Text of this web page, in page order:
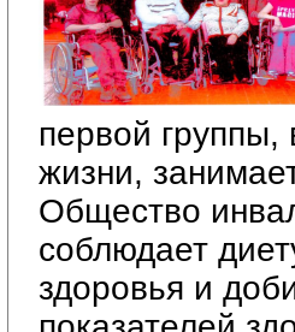
первой группы,
жизни,
Общество
соблюдает
здоровья и